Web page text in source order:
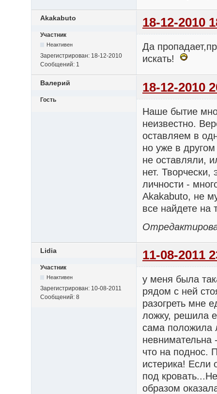
Akakabuto 18-12-2010
Участник
Неактивен
Зарегистрирован: 18-12-2010
Сообщений: 1
Да
искать!
Валерий 18-12-2010
Гость
Наше бытие
неизвестно.
оставляем в
но уже в
не оставляли,
нет. Творчески,
личности -
Akakabuto, не
все найдете на
Lidia 11-08-2011
Участник
Неактивен
Зарегистрирован: 10-08-2011
Сообщений: 8
у меня была
рядом с ней
разогреть мне
ложку, решила
сама положила
невнимательна
что на поднос.
истерика! Если
под
образом